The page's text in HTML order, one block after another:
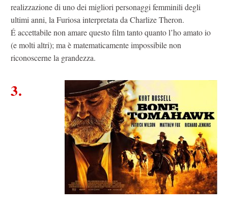
realizzazione di uno dei migliori personaggi femminili degli
ultimi anni, la Furiosa interpretata da Charlize Theron.
É accettabile non amare questo film tanto quanto l’ho amato io
(e molti altri); ma è matematicamente impossibile non
riconoscerne la grandezza.
3.